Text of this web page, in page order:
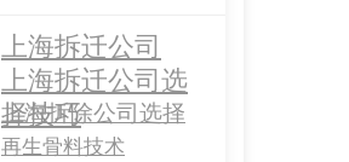
上海拆迁公司
上海拆迁公司选
择技巧
上海拆除公司选择
再生骨料技术